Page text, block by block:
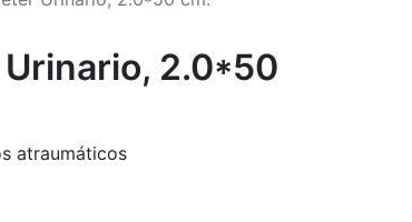
2.0*50
atraumáticos